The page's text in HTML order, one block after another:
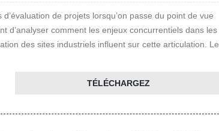
de projets lorsqu’on passe du point de vue
d’analyser comment les enjeux concurrentiels dans les
des sites industriels influent sur cette articulation. Le
TÉLÉCHARGEZ